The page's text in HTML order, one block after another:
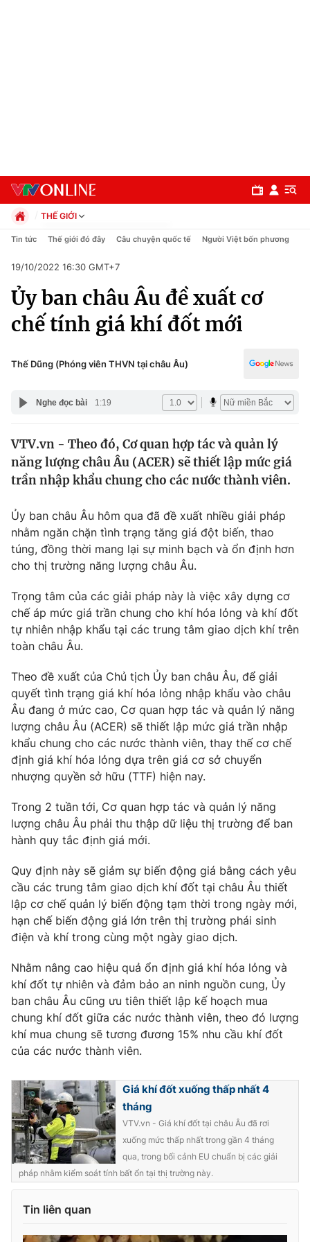
Chuyên mục
Chính trị
Pháp luật
Thế giới
Thế giới đó đây
Câu chuyện quốc tế
Kinh tế
Tài chính
Thị trường
Góc doanh nghiệp
Dữ liệu và đời sống
Truyền hình
Phim VTV
Hậu trường
Nhân vật
Khán giả
Giải sao mai
Giải trí
Âm nhạc
Sao
Đời sống
Du lịch
Làm đẹp
Chất lượng cuộc sống
Giáo dục
Tuyển sinh
Học trực tuyến
Công nghệ
Hitech Công nghệ tương lai
Sản phẩm
Thị trường
Tư vấn
Lịch phát sóng
Chuyên mục khác
Emagazine Podcast
Video Shorts video
VTV Money VTV Thể thao
Thị trường 24h Tấm lòng Việt
VTV4 Vươn mình bằng AI
Liên hệ tòa soạn English
THẾ GIỚI
Chính trị
Pháp luật
Kinh tế
Thể thao
Truyền hình
Y tế
Công nghệ
Tin tức Thế giới đó đây Câu chuyện quốc tế Người Việt bốn phương
19/10/2022 16:30 GMT+7
Ủy ban châu Âu đề xuất cơ
chế tính giá khí đốt mới
Thế Dũng (Phóng viên THVN tại châu Âu)
Nghe đọc bài 1:19
VTV.vn - Theo đó, Cơ quan hợp tác và quản lý
năng lượng châu Âu (ACER) sẽ thiết lập mức giá
trần nhập khẩu chung cho các nước thành viên.
Ủy ban châu Âu hôm qua đã đề xuất nhiều giải pháp
nhằm ngăn chặn tình trạng tăng giá đột biến, thao
túng, đồng thời mang lại sự minh bạch và ổn định hơn
cho thị trường năng lượng châu Âu.
Trọng tâm của các giải pháp này là việc xây dựng cơ
chế áp mức giá trần chung cho khí hóa lỏng và khí đốt
tự nhiên nhập khẩu tại các trung tâm giao dịch khí trên
toàn châu Âu.
Theo đề xuất của Chủ tịch Ủy ban châu Âu, để giải
quyết tình trạng giá khí hóa lỏng nhập khẩu vào châu
Âu đang ở mức cao, Cơ quan hợp tác và quản lý năng
lượng châu Âu (ACER) sẽ thiết lập mức giá trần nhập
khẩu chung cho các nước thành viên, thay thế cơ chế
định giá khí hóa lỏng dựa trên giá cơ sở chuyển
nhượng quyền sở hữu (TTF) hiện nay.
Trong 2 tuần tới, Cơ quan hợp tác và quản lý năng
lượng châu Âu phải thu thập dữ liệu thị trường để ban
hành quy tắc định giá mới.
Quy định này sẽ giảm sự biến động giá bằng cách yêu
cầu các trung tâm giao dịch khí đốt tại châu Âu thiết
lập cơ chế quản lý biến động tạm thời trong ngày mới,
hạn chế biến động giá lớn trên thị trường phái sinh
điện và khí trong cùng một ngày giao dịch.
Nhằm nâng cao hiệu quả ổn định giá khí hóa lỏng và
khí đốt tự nhiên và đảm bảo an ninh nguồn cung, Ủy
ban châu Âu cũng ưu tiên thiết lập kế hoạch mua
chung khí đốt giữa các nước thành viên, theo đó lượng
khí mua chung sẽ tương đương 15% nhu cầu khí đốt
của các nước thành viên.
Giá khí đốt xuống thấp nhất 4
tháng
VTV.vn - Giá khí đốt tại châu Âu đã rơi
xuống mức thấp nhất trong gần 4 tháng
qua, trong bối cảnh EU chuẩn bị các giải
pháp nhằm kiểm soát tính bất ổn tại thị trường này.
Tin liên quan